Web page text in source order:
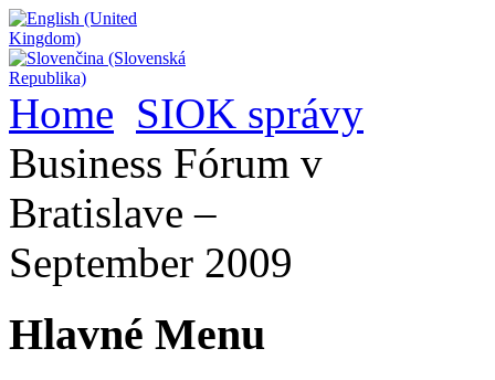
Home SIOK správy
Business Fórum v
Bratislave –
September 2009
Hlavné Menu